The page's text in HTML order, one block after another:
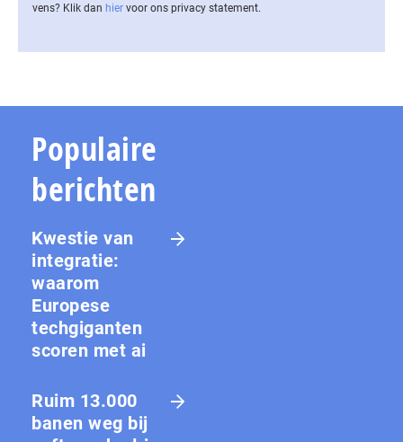
vens? Klik dan hier voor ons privacy statement.
Populaire
berichten
Kwestie van
integratie:
waarom
Europese
techgiganten
scoren met ai
Ruim 13.000
banen weg bij